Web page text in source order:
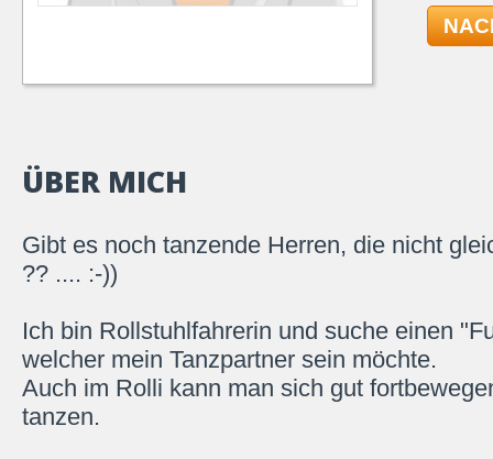
ÜBER MICH
Gibt es noch tanzende Herren, die nicht
?? .... :-))
Ich bin Rollstuhlfahrerin und suche einen
welcher mein Tanzpartner sein möchte.
Auch im Rolli kann man sich gut
tanzen.